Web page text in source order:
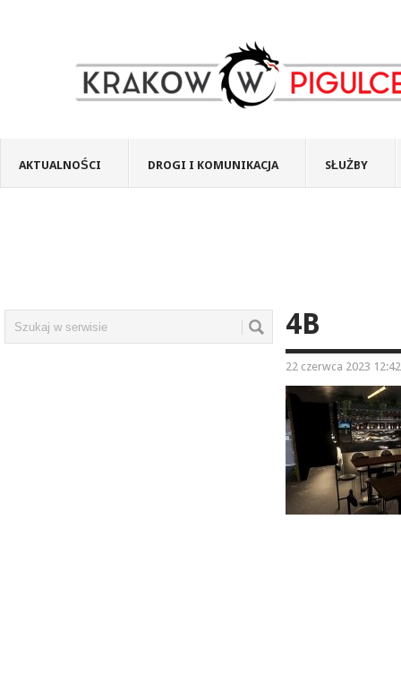
AKTUALNOŚCI DROGI I KOMUNIKACJA SŁUŻBY
4B
22 czerwca 2023 12:42